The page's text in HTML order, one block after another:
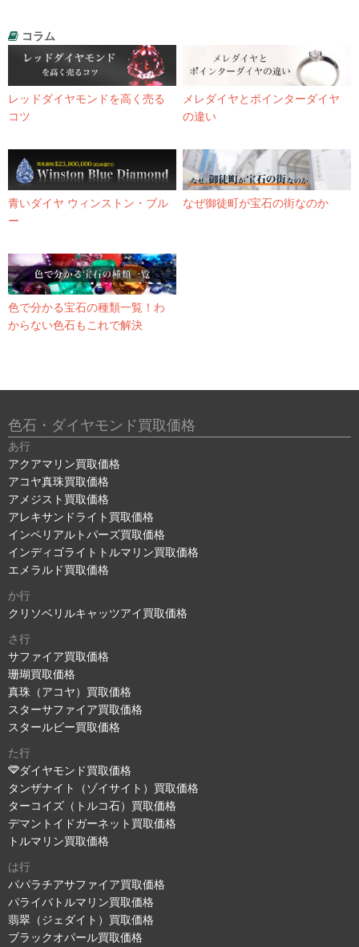
コラム
レッドダイヤモンドを高く売る
コツ
メレダイヤとポインターダイヤ
の違い
青いダイヤ ウィンストン・ブル
ー
なぜ御徒町が宝石の街なのか
色で分かる宝石の種類一覧！わ
からない色石もこれで解決
色石・ダイヤモンド買取価格
あ行
アクアマリン買取価格
アコヤ真珠買取価格
アメジスト買取価格
アレキサンドライト買取価格
インペリアルトパーズ買取価格
インディゴライトトルマリン買取価格
エメラルド買取価格
か行
クリソベリルキャッツアイ買取価格
さ行
サファイア買取価格
珊瑚買取価格
真珠（アコヤ）買取価格
スターサファイア買取価格
スタールビー買取価格
た行
ダイヤモンド買取価格
タンザナイト（ゾイサイト）買取価格
ターコイズ（トルコ石）買取価格
デマントイドガーネット買取価格
トルマリン買取価格
は行
パパラチアサファイア買取価格
パライバトルマリン買取価格
翡翠（ジェダイト）買取価格
ブラックオパール買取価格